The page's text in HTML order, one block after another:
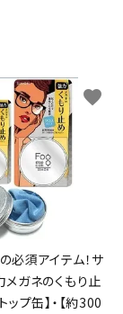
必須アイテム！サ
ガネのくもり止
ップ缶】・【約300
favorite